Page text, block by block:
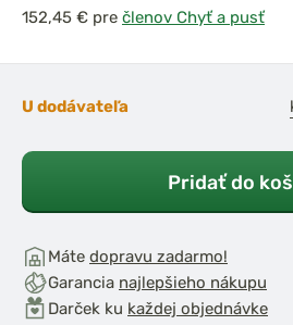
pre členov Chyť a pusť
U dodávateľa
Pridať do
Máte dopravu zadarmo!
Garancia najlepšieho nákupu
Darček ku každej objednávke